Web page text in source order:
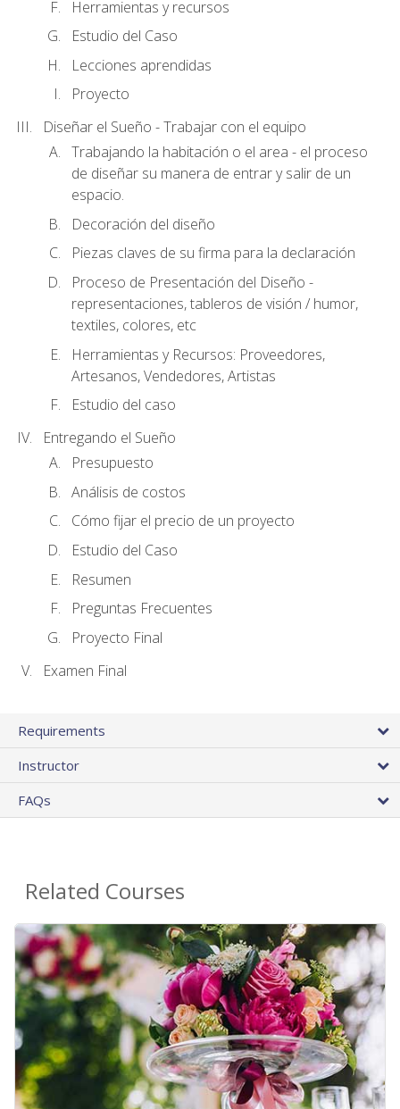
Herramientas y recursos
Estudio del Caso
Lecciones aprendidas
Proyecto
Diseñar el Sueño - Trabajar con el equipo
Trabajando la habitación o el area - el proceso
de diseñar su manera de entrar y salir de un
espacio.
Decoración del diseño
Piezas claves de su firma para la declaración
Proceso de Presentación del Diseño -
representaciones, tableros de visión / humor,
textiles, colores, etc
Herramientas y Recursos: Proveedores,
Artesanos, Vendedores, Artistas
Estudio del caso
Entregando el Sueño
Presupuesto
Análisis de costos
Cómo fijar el precio de un proyecto
Estudio del Caso
Resumen
Preguntas Frecuentes
Proyecto Final
Examen Final
Requirements
Instructor
FAQs
Related Courses